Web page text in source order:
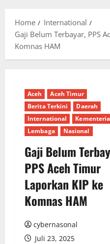
Home
International
Gaji Belum Terbayar, PPS
Komnas HAM
Aceh
Aceh Timur
Berita Terkini
Daerah
International
Lembaga
Nasional
Gaji Belum
PPS Aceh Timur
Laporkan KIP ke
Komnas HAM
cybernasonal
Juli 23, 2025